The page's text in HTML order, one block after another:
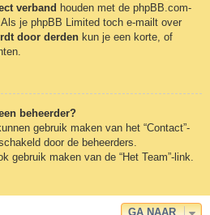
verband houden met de phpBB.com-
je phpBB Limited toch e-mailt over
door derden kun je een korte, of
beheerder?
gebruik maken van het “Contact”-
door de beheerders.
gebruik maken van de “Het Team”-link.
GA NAAR